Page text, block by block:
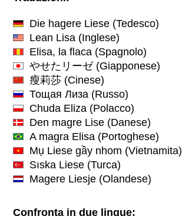
Die hagere Liese (Tedesco)
Lean Lisa (Inglese)
Elisa, la flaca (Spagnolo)
やせたリーゼ(Giapponese)
瘦莉莎 (Cinese)
Тощая Лиза (Russo)
Chuda Eliza (Polacco)
Den magre Lise (Danese)
A magra Elisa (Portoghese)
Mụ Liese gầy nhom (Vietnamita)
Sıska Liese (Turca)
Magere Liesje (Olandese)
Confronta in due lingue: